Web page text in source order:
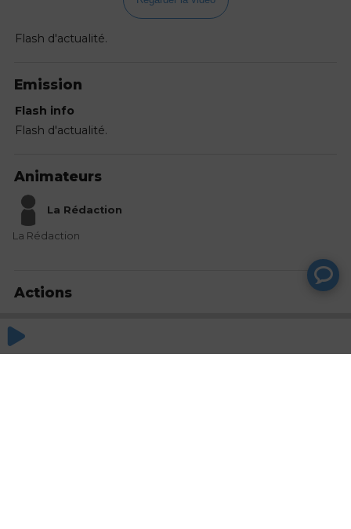
Flash d'actualité.
Emission
Flash info
Flash d'actualité.
Animateurs
La Rédaction
La Rédaction
Actions